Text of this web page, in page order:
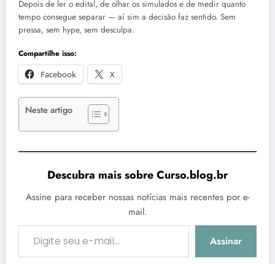
Depois de ler o edital, de olhar os simulados e de medir quanto
tempo consegue separar — aí sim a decisão faz sentido. Sem
pressa, sem hype, sem desculpa.
Compartilhe isso:
Facebook
X
Neste artigo
Descubra mais sobre Curso.blog.br
Assine para receber nossas notícias mais recentes por e-
mail.
Digite seu e-mail…
Assinar